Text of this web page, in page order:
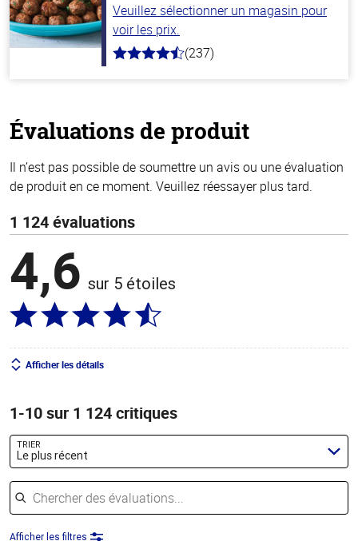
Veuillez sélectionner un magasin pour
voir les prix.
4.6
(237)
Évaluations de produit
Il n’est pas possible de soumettre un avis ou une évaluation
de produit en ce moment. Veuillez réessayer plus tard.
1 124 évaluations
4,6 sur 5 étoiles
Afficher les détails
1-10 sur 1 124 critiques
TRIER
Le plus récent
Chercher des évaluations
Afficher les filtres